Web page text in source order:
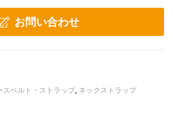
お問い合わせ
スベルト・ストラップ, ネックストラップ